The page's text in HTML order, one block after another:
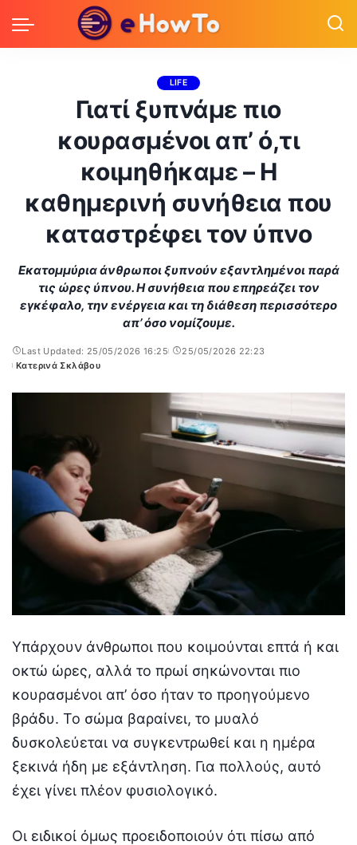
LIFE
Γιατί ξυπνάμε πιο
κουρασμένοι απ’ ό,τι
κοιμηθήκαμε – Η
καθημερινή συνήθεια που
καταστρέφει τον ύπνο
Εκατομμύρια άνθρωποι ξυπνούν εξαντλημένοι παρά
τις ώρες ύπνου. Η συνήθεια που επηρεάζει τον
εγκέφαλο, την ενέργεια και τη διάθεση περισσότερο
απ’ όσο νομίζουμε.
Last Updated: 25/05/2026 16:25
25/05/2026 22:23
Posted
Κατερινά Σκλάβου
Υπάρχουν άνθρωποι που κοιμούνται επτά ή και
οκτώ ώρες, αλλά το πρωί σηκώνονται πιο
κουρασμένοι απ’ όσο ήταν το προηγούμενο
βράδυ. Το σώμα βαραίνει, το μυαλό
δυσκολεύεται να συγκεντρωθεί και η ημέρα
ξεκινά ήδη με εξάντληση. Για πολλούς, αυτό
έχει γίνει πλέον φυσιολογικό.
Οι ειδικοί όμως προειδοποιούν ότι πίσω από